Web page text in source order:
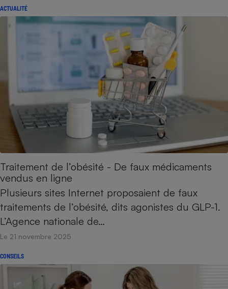
ACTUALITÉ
Traitement de l’obésité - De faux médicaments
vendus en ligne
Plusieurs sites Internet proposaient de faux
traitements de l’obésité, dits agonistes du GLP-1.
L’Agence nationale de…
Le 21 novembre 2025
CONSEILS